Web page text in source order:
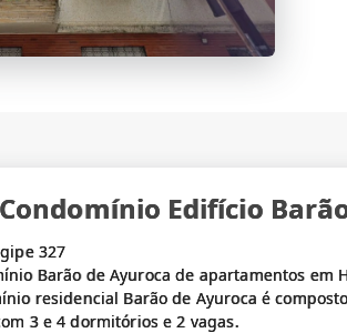
Condomínio Edifício
327
Barão de Ayuroca de apartamentos em
residencial Barão de Ayuroca é
3 e 4 dormitórios e 2 vagas.